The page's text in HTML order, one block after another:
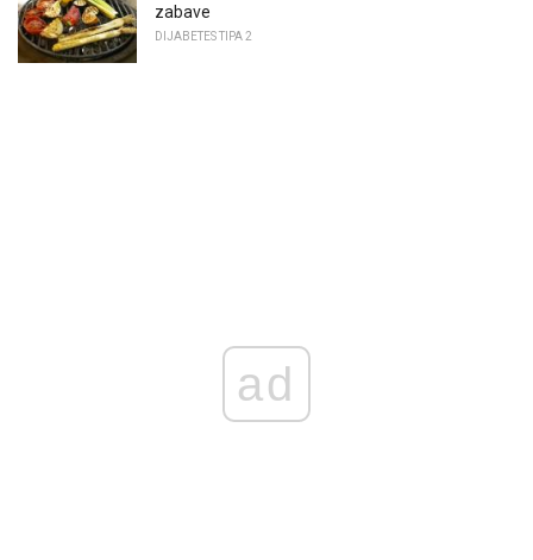
zabave
DIJABETES TIPA 2
ad